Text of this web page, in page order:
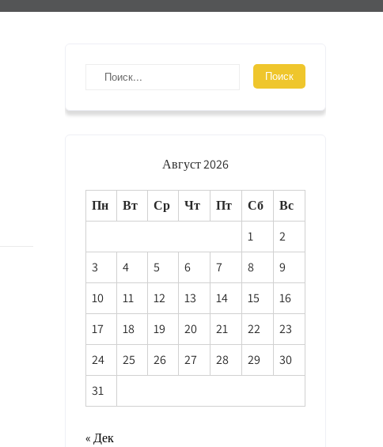
Август 2026
Пн Вт Ср Чт Пт Сб
Вс
1
2
3
4 5 6 7 8
9
10
11 12 13 14 15
16
17
18 19 20 21 22
23
24
25 26 27 28 29
30
31
« Дек